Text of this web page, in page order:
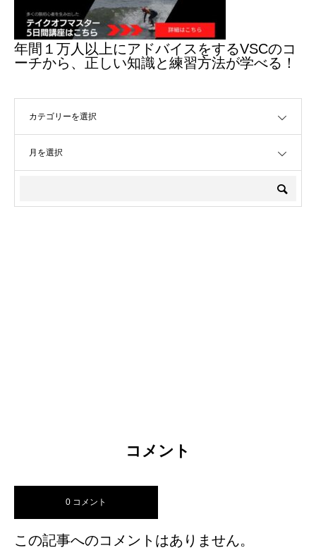
年間１万人以上にアドバイスをするVSCのコ
ーチから、正しい知識と練習方法が学べる！
コメント
0 コメント
この記事へのコメントはありません。